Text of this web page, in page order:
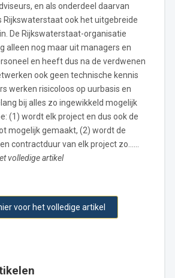
en als onderdeel daarvan
Rijkswaterstaat ook het uitgebreide
De Rijkswaterstaat-organisatie
alleen nog maar uit managers en
en heeft dus na de verdwenen
ook geen technische kennis
werken risicoloos op uurbasis en
bij alles zo ingewikkeld mogelijk
(1) wordt elk project en dus ook de
mogelijk gemaakt, (2) wordt de
contractduur van elk project zo……
volledige artikel
voor het volledige artikel